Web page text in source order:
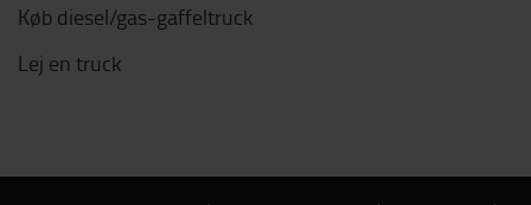
Køb diesel/gas-gaffeltruck
Lej en truck